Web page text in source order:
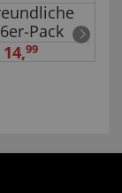
Pack
99